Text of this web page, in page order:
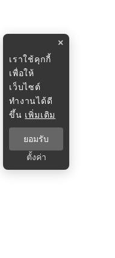
×
เราใช้คุกกี้
เพื่อให้
เว็บไซต์
ทำงานได้ดี
ขึ้น เพิ่มเติม
ยอมรับ
ตั้งค่า